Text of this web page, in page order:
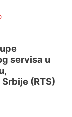
servisa u
(RTS)